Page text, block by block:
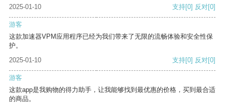
2025-01-10 支持[0] 反对[0]
游客
这款加速器VPM应用程序已经为我们带来了无限的流畅体验和安全性保
护。
2025-01-10
支持[0] 反对[0]
游客
这款app是我购物的得力助手，让我能够找到最优惠的价格，买到最合适
的商品。